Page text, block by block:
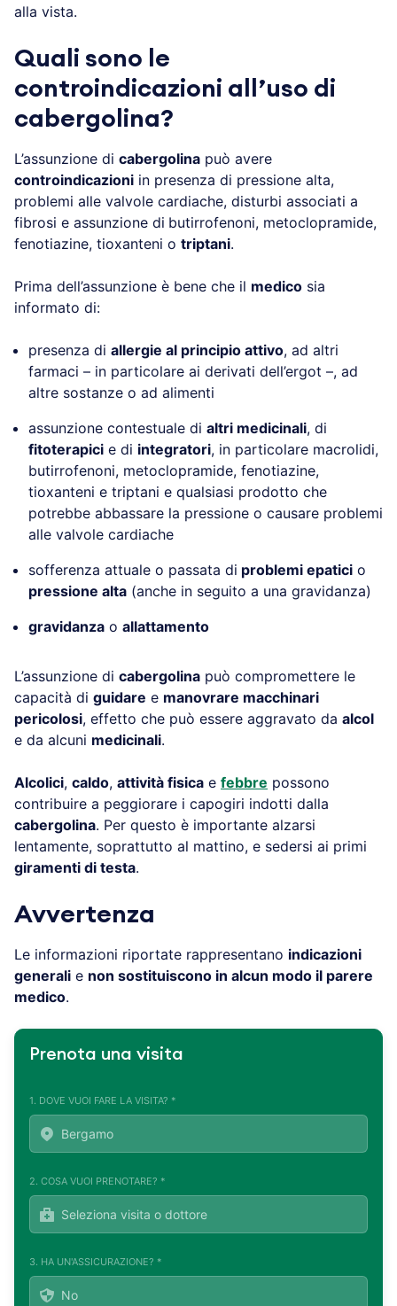
alla vista.
Quali sono le
controindicazioni all’uso di
cabergolina?
L’assunzione di cabergolina può avere
controindicazioni in presenza di pressione alta,
problemi alle valvole cardiache, disturbi associati a
fibrosi e assunzione di butirrofenoni, metoclopramide,
fenotiazine, tioxanteni o triptani.
Prima dell’assunzione è bene che il medico sia
informato di:
presenza di allergie al principio attivo, ad altri
farmaci – in particolare ai derivati dell’ergot –, ad
altre sostanze o ad alimenti
assunzione contestuale di altri medicinali, di
fitoterapici e di integratori, in particolare macrolidi,
butirrofenoni, metoclopramide, fenotiazine,
tioxanteni e triptani e qualsiasi prodotto che
potrebbe abbassare la pressione o causare problemi
alle valvole cardiache
sofferenza attuale o passata di problemi epatici o
pressione alta (anche in seguito a una gravidanza)
gravidanza o allattamento
L’assunzione di cabergolina può compromettere le
capacità di guidare e manovrare macchinari
pericolosi, effetto che può essere aggravato da alcol
e da alcuni medicinali.
Alcolici, caldo, attività fisica e febbre possono
contribuire a peggiorare i capogiri indotti dalla
cabergolina. Per questo è importante alzarsi
lentamente, soprattutto al mattino, e sedersi ai primi
giramenti di testa.
Avvertenza
Le informazioni riportate rappresentano indicazioni
generali e non sostituiscono in alcun modo il parere
medico.
Prenota una visita
1. DOVE VUOI FARE LA VISITA? *
2. COSA VUOI PRENOTARE? *
3. HA UN'ASSICURAZIONE? *